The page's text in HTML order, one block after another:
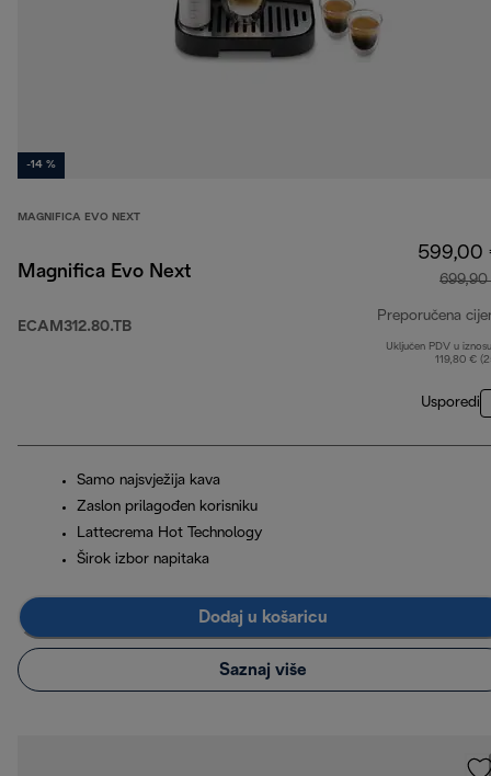
-14 %
MAGNIFICA EVO NEXT
Magnifica Evo Next
ECAM312.80.TB
599,00
Preporučena
Uključen PDV u
119,80 €
Usporedi
Samo najsvježija kava
Zaslon prilagođen korisniku
Lattecrema Hot Technology
Širok izbor napitaka
Dodaj u košaricu
Saznaj više